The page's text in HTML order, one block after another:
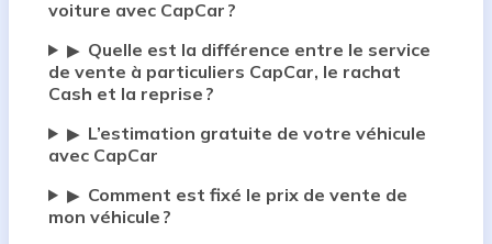
voiture avec CapCar ?
▶ Quelle est la différence entre le service
de vente à particuliers CapCar, le rachat
Cash et la reprise ?
▶ L’estimation gratuite de votre véhicule
avec CapCar
▶ Comment est fixé le prix de vente de
mon véhicule ?